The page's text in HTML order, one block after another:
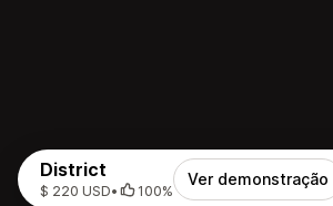
District
$ 220 USD• 100%
Ver demonstração